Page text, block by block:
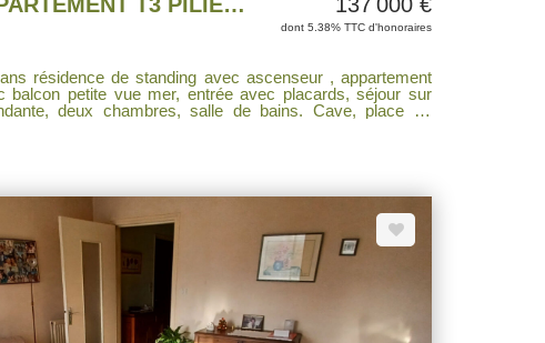
dont 5.38% TTC d'honoraires
balcon petite vue mer, entrée avec placards, séjour sur
deux chambres, salle de bains. Cave, place de